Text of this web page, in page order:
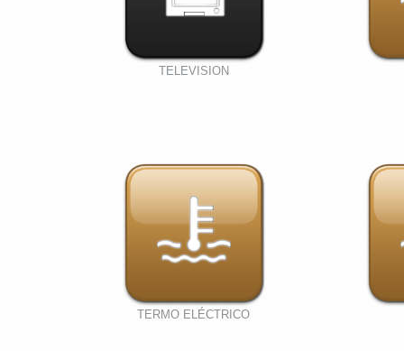
TELEVISION
TERMO ELÉCTRICO